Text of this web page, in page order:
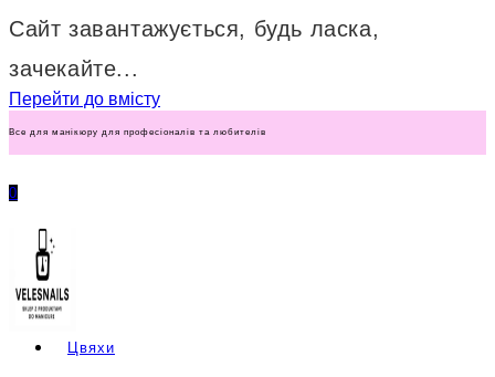
Сайт завантажується, будь ласка,
зачекайте...
Перейти до вмісту
Все для манікюру для професіоналів та любителів
0
Цвяхи